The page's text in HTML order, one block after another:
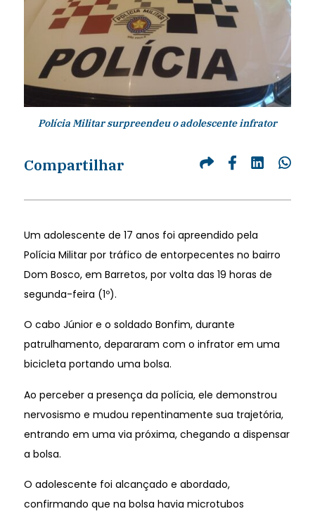
Polícia Militar surpreendeu o adolescente infrator
Compartilhar
Um adolescente de 17 anos foi apreendido pela
Polícia Militar por tráfico de entorpecentes no bairro
Dom Bosco, em Barretos, por volta das 19 horas de
segunda-feira (1º).
O cabo Júnior e o soldado Bonfim, durante
patrulhamento, depararam com o infrator em uma
bicicleta portando uma bolsa.
Ao perceber a presença da polícia, ele demonstrou
nervosismo e mudou repentinamente sua trajetória,
entrando em uma via próxima, chegando a dispensar
a bolsa.
O adolescente foi alcançado e abordado,
confirmando que na bolsa havia microtubos